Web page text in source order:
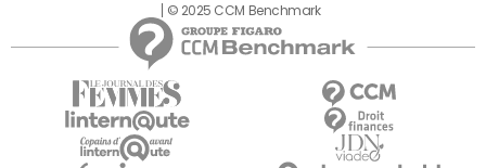
© 2025 CCM Benchmark